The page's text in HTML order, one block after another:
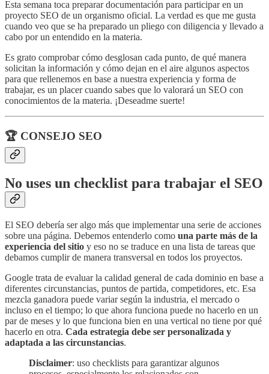
Esta semana toca preparar documentación para participar en un
proyecto SEO de un organismo oficial. La verdad es que me gusta
cuando veo que se ha preparado un pliego con diligencia y llevado a
cabo por un entendido en la materia.
Es grato comprobar cómo desglosan cada punto, de qué manera
solicitan la información y cómo dejan en el aire algunos aspectos
para que rellenemos en base a nuestra experiencia y forma de
trabajar, es un placer cuando sabes que lo valorará un SEO con
conocimientos de la materia. ¡Deseadme suerte!
🏆 CONSEJO SEO
No uses un checklist para trabajar el SEO
El SEO debería ser algo más que implementar una serie de acciones
sobre una página. Debemos entenderlo como una parte más de la
experiencia del sitio y eso no se traduce en una lista de tareas que
debamos cumplir de manera transversal en todos los proyectos.
Google trata de evaluar la calidad general de cada dominio en base a
diferentes circunstancias, puntos de partida, competidores, etc. Esa
mezcla ganadora puede variar según la industria, el mercado o
incluso en el tiempo; lo que ahora funciona puede no hacerlo en un
par de meses y lo que funciona bien en una vertical no tiene por qué
hacerlo en otra. Cada estrategia debe ser personalizada y
adaptada a las circunstancias.
Disclaimer: uso checklists para garantizar algunos